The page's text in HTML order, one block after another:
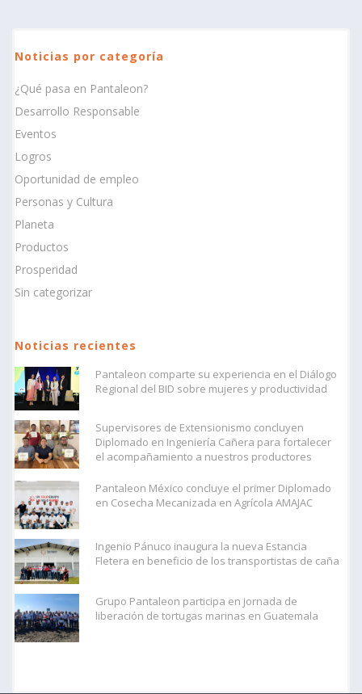
Noticias por categoría
¿Qué pasa en Pantaleon?
Desarrollo Responsable
Eventos
Logros
Oportunidad de empleo
Personas y Cultura
Planeta
Productos
Prosperidad
Sin categorizar
Noticias recientes
Pantaleon comparte su experiencia en el Diálogo
Regional del BID sobre mujeres y productividad
Supervisores de Extensionismo concluyen
Diplomado en Ingeniería Cañera para fortalecer
el acompañamiento a nuestros productores
Pantaleon México concluye el primer Diplomado
en Cosecha Mecanizada en Agrícola AMAJAC
Ingenio Pánuco inaugura la nueva Estancia
Fletera en beneficio de los transportistas de caña
Grupo Pantaleon participa en jornada de
liberación de tortugas marinas en Guatemala